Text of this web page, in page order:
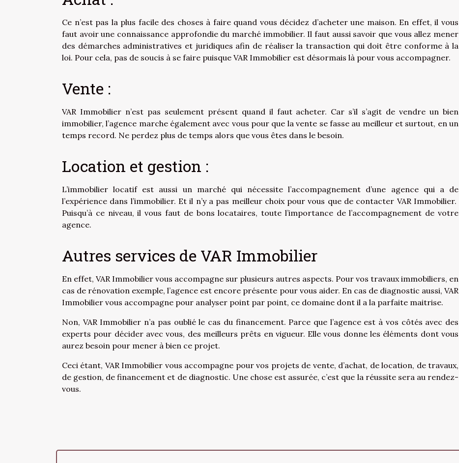
Ce n’est pas la plus facile des choses à faire quand vous décidez d’acheter une maison. En effet, il vous
faut avoir une connaissance approfondie du marché immobilier. Il faut aussi savoir que vous allez mener
des démarches administratives et juridiques afin de réaliser la transaction qui doit être conforme à la
loi. Pour cela, pas de soucis à se faire puisque VAR Immobilier est désormais là pour vous accompagner.
Vente :
VAR Immobilier n’est pas seulement présent quand il faut acheter. Car s’il s’agit de vendre un bien
immobilier, l’agence marche également avec vous pour que la vente se fasse au meilleur et surtout, en un
temps record. Ne perdez plus de temps alors que vous êtes dans le besoin.
Location et gestion :
L’immobilier locatif est aussi un marché qui nécessite l’accompagnement d’une agence qui a de
l’expérience dans l’immobilier. Et il n’y a pas meilleur choix pour vous que de contacter VAR Immobilier.
Puisqu’à ce niveau, il vous faut de bons locataires, toute l’importance de l’accompagnement de votre
agence.
Autres services de VAR Immobilier
En effet, VAR Immobilier vous accompagne sur plusieurs autres aspects. Pour vos travaux immobiliers, en
cas de rénovation exemple, l’agence est encore présente pour vous aider. En cas de diagnostic aussi, VAR
Immobilier vous accompagne pour analyser point par point, ce domaine dont il a la parfaite maitrise.
Non, VAR Immobilier n’a pas oublié le cas du financement. Parce que l’agence est à vos côtés avec des
experts pour décider avec vous, des meilleurs prêts en vigueur. Elle vous donne les éléments dont vous
aurez besoin pour mener à bien ce projet.
Ceci étant, VAR Immobilier vous accompagne pour vos projets de vente, d’achat, de location, de travaux,
de gestion, de financement et de diagnostic. Une chose est assurée, c’est que la réussite sera au rendez-
vous.